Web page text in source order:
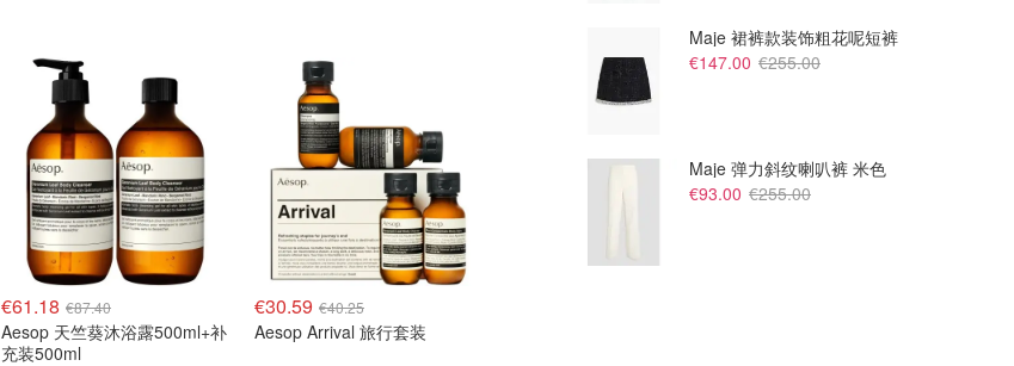
€61.18 €87.40
Aesop 天竺葵沐浴露500ml+补
充装500ml
€30.59 €40.25
Aesop Arrival 旅行套装
Maje 裙裤款装饰粗花呢短裤
€147.00 €255.00
Maje 弹力斜纹喇叭裤 米色
€93.00 €255.00